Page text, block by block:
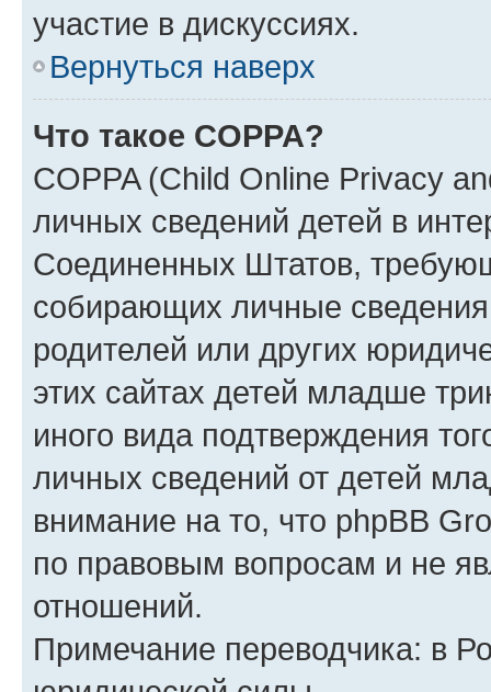
участие в дискуссиях.
Вернуться наверх
Что такое COPPA?
COPPA (Child Online Privacy
личных сведений детей в
Соединенных Штатов,
собирающих личные
родителей или других
этих сайтах детей младше
иного вида подтверждения
личных сведений от детей
внимание на то, что phpBB
по правовым вопросам и не
отношений.
Примечание переводчика: в